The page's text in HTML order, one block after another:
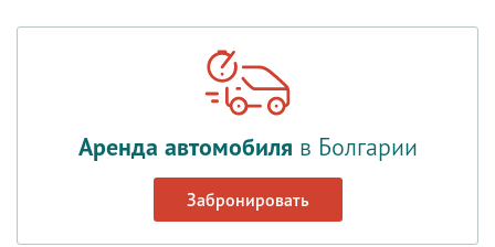
Аренда автомобиля в Болгарии
Забронировать